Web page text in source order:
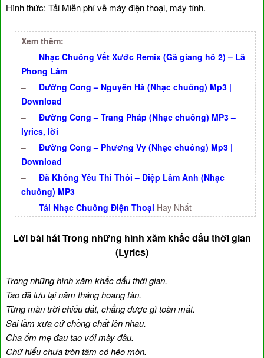
Hình thức: Tải Miễn phí về máy điện thoại, máy tính.
Xem thêm:
–
Nhạc Chuông Vết Xước Remix (Gã giang hồ 2) – Lã
Phong Lâm
–
Đường Cong – Nguyên Hà (Nhạc chuông) Mp3 |
Download
–
Đường Cong – Trang Pháp (Nhạc chuông) MP3 –
lyrics, lời
–
Đường Cong – Phương Vy (Nhạc chuông) Mp3 |
Download
–
Đã Không Yêu Thì Thôi – Diệp Lâm Anh (Nhạc
chuông) MP3
–
Tải Nhạc Chuông Điện Thoại Hay Nhất
Lời bài hát Trong những hình xăm khắc dấu thời gian
(Lyrics)
Trong những hình xăm khắc dấu thời gian.
Tao đã lưu lại năm tháng hoang tàn.
Từng màn trời chiếu đất, chẳng được gì toàn mất.
Sai lầm xưa cứ chồng chất lên nhau.
Cha ốm mẹ đau tao với mày đâu.
Chữ hiếu chưa tròn tâm có héo mòn.